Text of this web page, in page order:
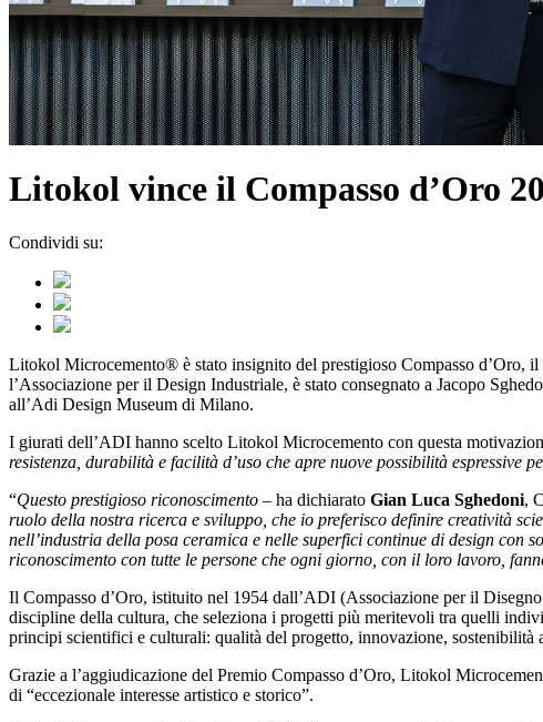
Litokol vince il Compasso d’Oro
Condividi su:
Litokol Microcemento® è stato insignito del prestigioso Compasso d’Oro,
l’Associazione per il Design Industriale, è stato consegnato a Jacopo
all’Adi Design Museum di Milano.
I giurati dell’ADI hanno scelto Litokol Microcemento con questa
resistenza, durabilità e facilità d’uso che apre nuove possibilità espressive
“Questo prestigioso riconoscimento – ha dichiarato Gian Luca Sghedoni,
ruolo della nostra ricerca e sviluppo, che io preferisco definire creatività
nell’industria della posa ceramica e nelle superfici continue di design con
riconoscimento con tutte le persone che ogni giorno, con il loro lavoro,
Il Compasso d’Oro, istituito nel 1954 dall’ADI (Associazione per il
discipline della cultura, che seleziona i progetti più meritevoli tra quelli
principi scientifici e culturali: qualità del progetto, innovazione, sostenibilità
Grazie a l’aggiudicazione del Premio Compasso d’Oro, Litokol
di “eccezionale interesse artistico e storico”.